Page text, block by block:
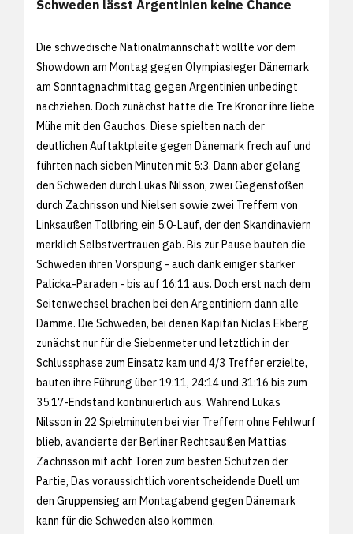
Schweden lässt Argentinien keine Chance
Die schwedische Nationalmannschaft wollte vor dem
Showdown am Montag gegen Olympiasieger Dänemark
am Sonntagnachmittag gegen Argentinien unbedingt
nachziehen. Doch zunächst hatte die Tre Kronor ihre liebe
Mühe mit den Gauchos. Diese spielten nach der
deutlichen Auftaktpleite gegen Dänemark frech auf und
führten nach sieben Minuten mit 5:3. Dann aber gelang
den Schweden durch Lukas Nilsson, zwei Gegenstößen
durch Zachrisson und Nielsen sowie zwei Treffern von
Linksaußen Tollbring ein 5:0-Lauf, der den Skandinaviern
merklich Selbstvertrauen gab. Bis zur Pause bauten die
Schweden ihren Vorspung - auch dank einiger starker
Palicka-Paraden - bis auf 16:11 aus. Doch erst nach dem
Seitenwechsel brachen bei den Argentiniern dann alle
Dämme. Die Schweden, bei denen Kapitän Niclas Ekberg
zunächst nur für die Siebenmeter und letztlich in der
Schlussphase zum Einsatz kam und 4/3 Treffer erzielte,
bauten ihre Führung über 19:11, 24:14 und 31:16 bis zum
35:17-Endstand kontinuierlich aus. Während Lukas
Nilsson in 22 Spielminuten bei vier Treffern ohne Fehlwurf
blieb, avancierte der Berliner Rechtsaußen Mattias
Zachrisson mit acht Toren zum besten Schützen der
Partie, Das voraussichtlich vorentscheidende Duell um
den Gruppensieg am Montagabend gegen Dänemark
kann für die Schweden also kommen.